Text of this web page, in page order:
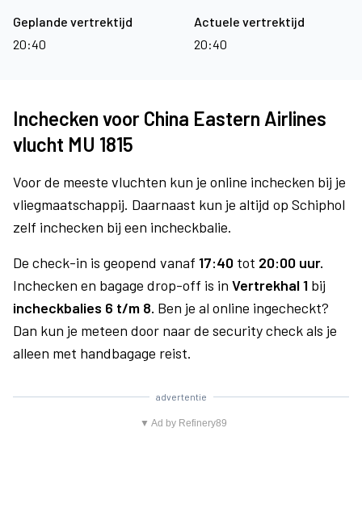
Geplande vertrektijd
20:40
Actuele vertrektijd
20:40
Inchecken voor China Eastern Airlines
vlucht MU 1815
Voor de meeste vluchten kun je online inchecken bij je
vliegmaatschappij. Daarnaast kun je altijd op Schiphol
zelf inchecken bij een incheckbalie.
De check-in is geopend vanaf 17:40 tot 20:00 uur.
Inchecken en bagage drop-off is in Vertrekhal 1 bij
incheckbalies 6 t/m 8. Ben je al online ingecheckt?
Dan kun je meteen door naar de security check als je
alleen met handbagage reist.
advertentie
▼ Ad by Refinery89